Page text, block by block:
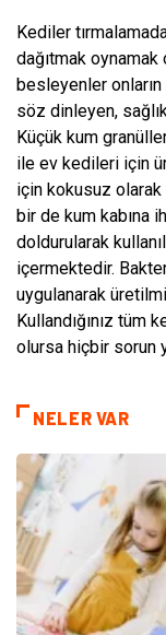
Kediler
dağıtmak
besleyenler
söz dinleyen,
Küçük kum
ile ev kedileri için
için kokusuz olarak
bir de kum kabına
doldurularak
içermektedir.
uygulanarak
Kullandığınız
olursa hiçbir sorun
NELER VAR